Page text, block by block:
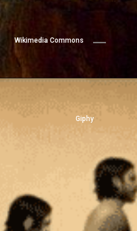
Wikimedia Commons
Giphy